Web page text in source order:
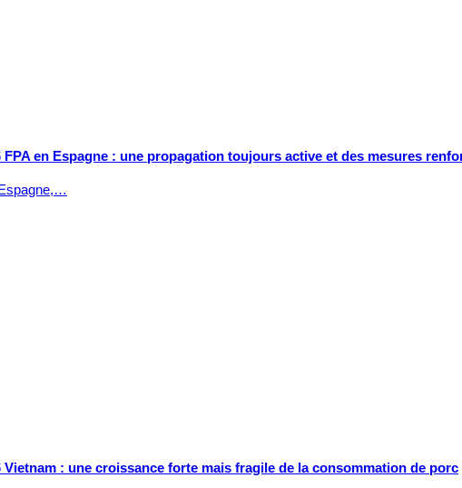
FPA en Espagne : une propagation toujours active et des mesures
Vietnam : une croissance forte mais fragile de la consommation de porc